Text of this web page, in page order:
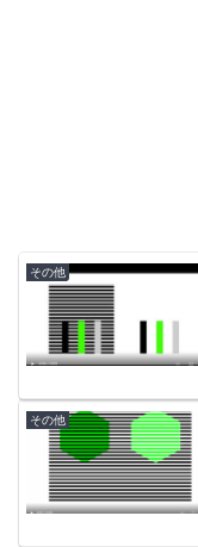
その他
その他